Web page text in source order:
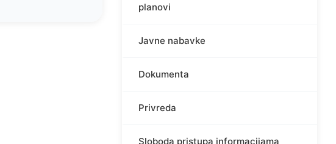
planovi
Javne nabavke
Dokumenta
Privreda
Sloboda pristupa informacijama